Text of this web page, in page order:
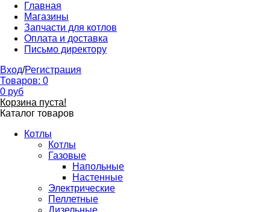
Главная
Магазины
Запчасти для котлов
Оплата и доставка
Письмо директору
Вход/Регистрация
Товаров: 0
0 руб
Корзина пуста!
Каталог товаров
Котлы
Котлы
Газовые
Напольные
Настенные
Электрические
Пеллетные